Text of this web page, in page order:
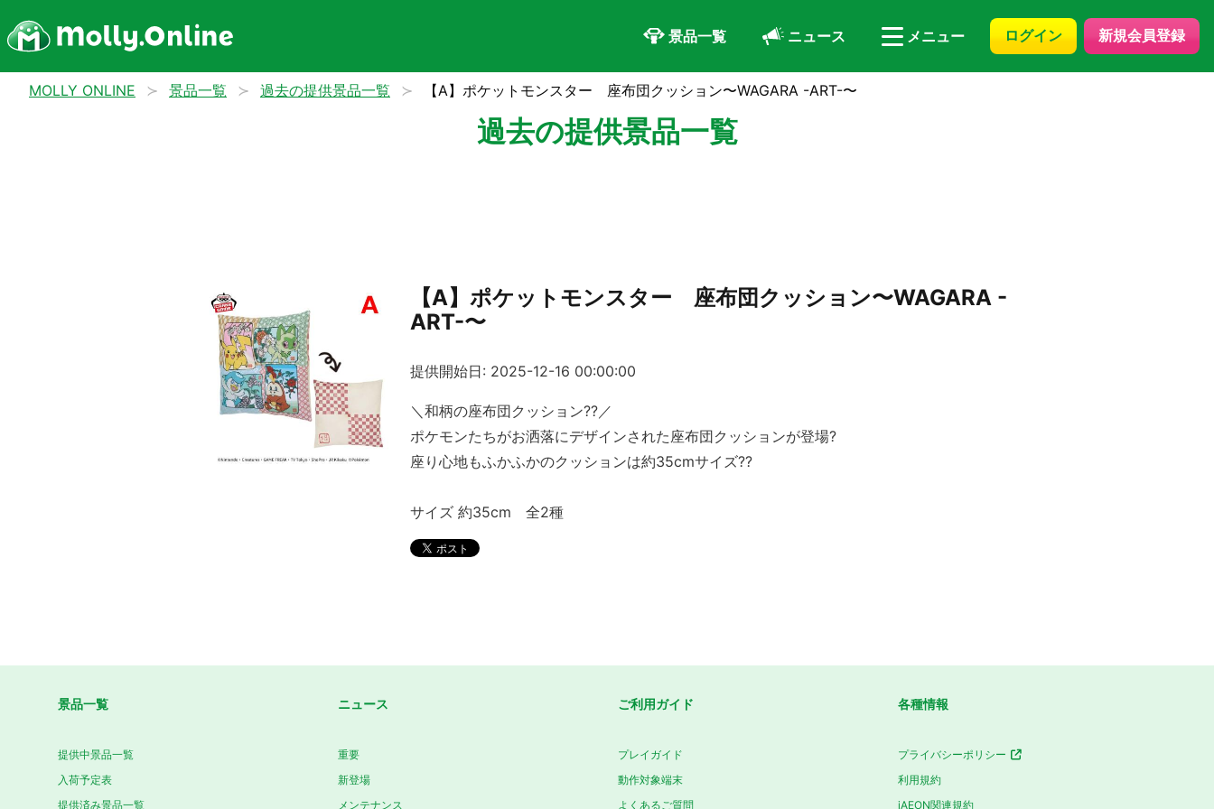
景品一覧 ニュース メニュー ログイン 新規会員登録
MOLLY ONLINE 景品一覧 過去の提供景品一覧 【A】ポケットモンスター 座布団クッション〜WAGARA -ART-〜
過去の提供景品一覧
【A】ポケットモンスター 座布団クッション〜WAGARA -
ART-〜
提供開始日: 2025-12-16 00:00:00
＼和柄の座布団クッション??／
ポケモンたちがお洒落にデザインされた座布団クッションが登場?
座り心地もふかふかのクッションは約35cmサイズ??
サイズ 約35cm 全2種
景品一覧
提供中景品一覧
入荷予定表
提供済み景品一覧
ニュース
重要
新登場
メンテナンス
ご利用ガイド
プレイガイド
動作対象端末
よくあるご質問
各種情報
プライバシーポリシー
利用規約
iAEON関連規約